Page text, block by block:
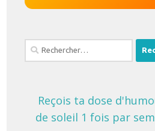
Rechercher :